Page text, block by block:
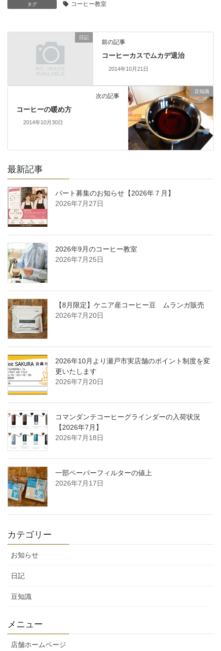
タグ コーヒー教室
日記
前の記事
コーヒーカスでムカデ退治
2014年10月21日
豆知識
次の記事
コーヒーの暖め方
2014年10月30日
最新記事
パート募集のお知らせ【2026年７月】
2026年7月27日
2026年9月のコーヒー教室
2026年7月25日
【8月限定】ケニア産コーヒー豆 ムランガ販売
2026年7月20日
2026年10月より瀬戸市実店舗のポイント制度を変
更いたします
2026年7月20日
コマンダンテコーヒーグラインダーの入荷状況
【2026年7月】
2026年7月18日
一部ペーパーフィルターの値上
2026年7月17日
カテゴリー
お知らせ
日記
豆知識
メニュー
店舗ホームページ